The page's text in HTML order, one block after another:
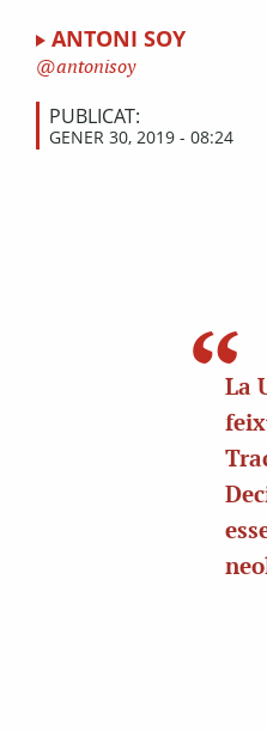
ANTONI SOY
antonisoy
PUBLICAT:
GENER 30, 2019 - 08:24
La